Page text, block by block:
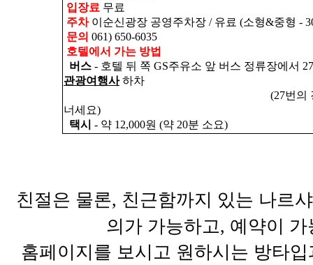
입장료 무료
주차이순신광장 공영주차장 / 유료 (소형&중형 -
문의 061) 650-6035
호텔에서 가는 방법
버스 - 호텔 뒤 쪽 GS주유소 앞 버스 정류장에서
관광여행사 하차
(27번의 경
너세요)
택시 - 약 12,000원 (약 20분 소요)
친절은 물론, 친근함까지 있는 나르
의가 가능하고, 예약이
홈페이지를 보시고 원하시는 방타